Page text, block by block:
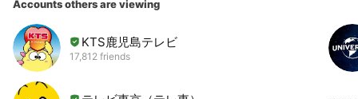
Accounts others are viewing
KTS鹿児島テレビ
17,812 friends